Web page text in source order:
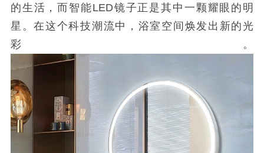
的生活，而智能LED镜子正是其中一颗耀眼的明
星。在这个科技潮流中，浴室空间焕发出新的光
彩。